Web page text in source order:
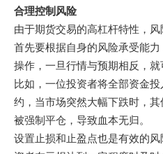
合理控制风险
由于期货交易的高杠杆特性，
首先要根据自身的风险承受能
操作，一旦行情与预期相反，就
比如，一位投资者将全部资金
约，当市场突然大幅下跌时，
被强制平仓，导致血本无归。
设置止损和止盈点也是有效的